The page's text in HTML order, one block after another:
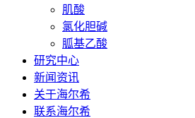
肌酸
氯化胆碱
胍基乙酸
研究中心
新闻资讯
关于海尔希
联系海尔希